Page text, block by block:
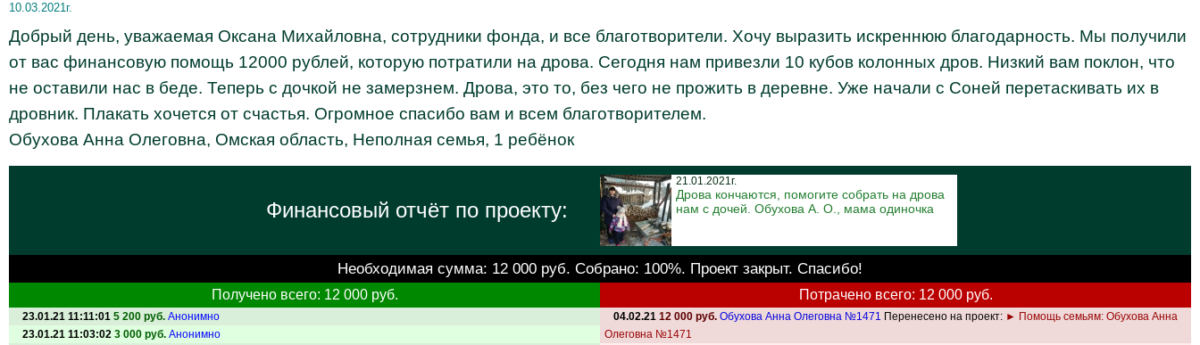
10.03.2021г.
Добрый день, уважаемая Оксана Михайловна, сотрудники фонда, и все благотворители. Хочу выразить искреннюю благодарность. Мы получили
от вас финансовую помощь 12000 рублей, которую потратили на дрова. Сегодня нам привезли 10 кубов колонных дров. Низкий вам поклон, что
не оставили нас в беде. Теперь с дочкой не замерзнем. Дрова, это то, без чего не прожить в деревне. Уже начали с Соней перетаскивать их в
дровник. Плакать хочется от счастья. Огромное спасибо вам и всем благотворителем.
Обухова Анна Олеговна, Омская область, Неполная семья, 1 ребёнок
Финансовый отчёт по проекту:
21.01.2021г.
Дрова кончаются, помогите собрать на дрова
нам с дочей. Обухова А. О., мама одиночка
Необходимая сумма: 12 000 руб. Собрано: 100%. Проект закрыт. Спасибо!
Получено всего: 12 000 руб. Потрачено всего: 12 000 руб.
23.01.21 11:11:01 5 200 руб. Анонимно
23.01.21 11:03:02 3 000 руб. Анонимно
04.02.21 12 000 руб. Обухова Анна Олеговна №1471 Перенесено на проект: ► Помощь семьям: Обухова Анна
Олеговна №1471